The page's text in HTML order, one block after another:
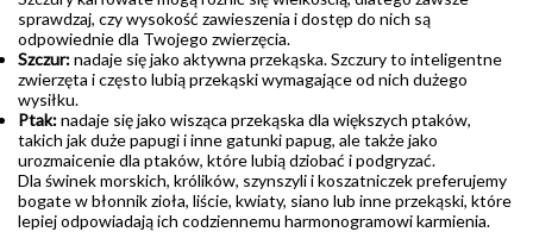
sprawdzaj, czy wysokość zawieszenia i dostęp do nich są
odpowiednie dla Twojego zwierzęcia.
Szczur:nadaje się jako aktywna przekąska. Szczury to inteligentne
zwierzęta i często lubią przekąski wymagające od nich dużego
wysiłku.
Ptak:nadaje się jako wisząca przekąska dla większych ptaków,
takich jak duże papugi i inne gatunki papug, ale także jako
urozmaicenie dla ptaków, które lubią dziobać i podgryzać.
Dla świnek morskich, królików, szynszyli i koszatniczek preferujemy
bogate w błonnik zioła, liście, kwiaty, siano lub inne przekąski, które
lepiej odpowiadają ich codziennemu harmonogramowi karmienia.